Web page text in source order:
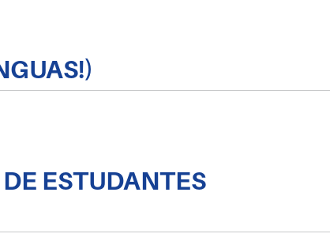
ESTUDANTES